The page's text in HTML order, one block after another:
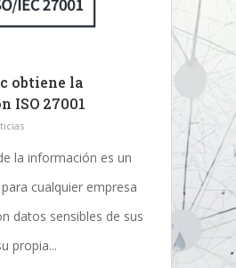
obtiene la
ISO 27001
la información es un
cualquier empresa
datos sensibles de sus
propia...